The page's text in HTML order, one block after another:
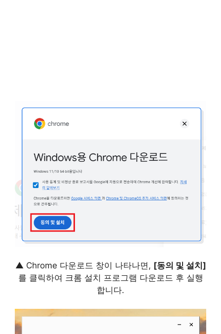
▲ Chrome 다운로드 창이 나타나면, [동의 및 설치]
를 클릭하여 크롬 설치 프로그램 다운로드 후 실행
합니다.